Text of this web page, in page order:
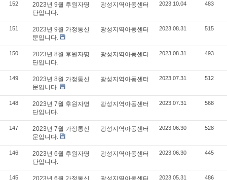
152
2023년 9월 후원자명
단입니다.
광성지역아동센터 2023.10.04 483
151
2023년 9월 가정통신
문입니다.
광성지역아동센터 2023.08.31 515
150
2023년 8월 후원자명
단입니다.
광성지역아동센터 2023.08.31 493
149
2023년 8월 가정통신
문입니다.
광성지역아동센터 2023.07.31 512
148
2023년 7월 후원자명
단입니다.
광성지역아동센터 2023.07.31 568
147
2023년 7월 가정통신
문입니다.
광성지역아동센터 2023.06.30 528
146
2023년 6월 후원자명
단입니다.
광성지역아동센터 2023.06.30 445
145 2023년 6월 가정통신 광성지역아동센터 2023.05.31 486